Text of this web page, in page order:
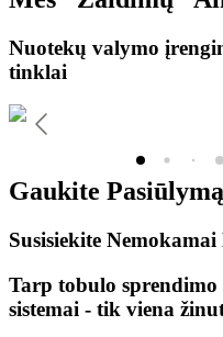
Nuotekų valymo
tinklai
Gaukite
Susisiekite
Tarp tobulo
sistemai - tik viena